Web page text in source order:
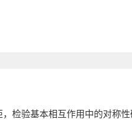
检验基本相互作用中的对称